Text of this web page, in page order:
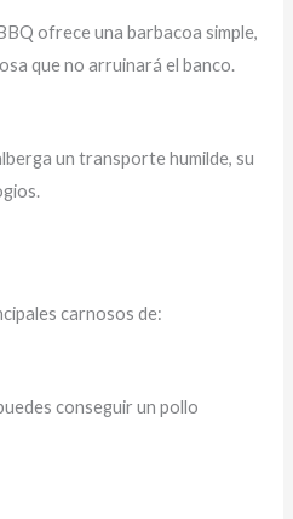
ofrece una barbacoa simple,
que no arruinará el banco.
un transporte humilde, su
carnosos de:
conseguir un pollo